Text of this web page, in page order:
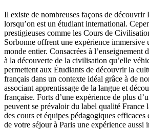
Il existe de nombreuses façons de découvrir
lorsqu’on est un étudiant international.
prestigieuses comme les Cours de
Sorbonne offrent une expérience immersive
monde entier. Consacrées à l’enseignement
à la découverte de la civilisation qu’elle
permettent aux Étudiants de découvrir la
français dans un contexte idéal grâce à de
associant apprentissage de la langue et
française. Forts d’une expérience de plus
peuvent se prévaloir du label qualité France
des cours et équipes pédagogiques
de votre séjour à Paris une expérience aussi